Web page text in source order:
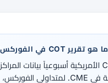
ما هو تقرير COT في الفوركس؟
ينشر تقرير Commitments of Traders (COT) الصادر عن هيئة CFTC الأمريكية أسبوعياً بيانات المراكز
في أسواق العقود الآجلة، بما في ذلك عقود العملات الرئيسية المتداولة في CME. لمتداولي الفوركس،